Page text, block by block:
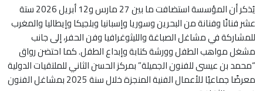
يُذكر أن المؤسسة استضافت ما بين 27 مارس و12 أبريل 2026 ستة
عشر فنانًا وفنانة من البحرين وسوريا وإسبانيا وبلجيكا وإيطاليا والمغرب
للمشاركة في مشاغل الصباغة والليثوغرافيا وفن الحفر، إلى جانب
مشغل مواهب الطفل وورشة كتابة وإبداع الطفل. كما احتضن رواق
“محمد بن عيسى للفنون الجميلة” بمركز الحسن الثاني للملتقيات الدولية
معرضًا جماعيًا للأعمال الفنية المنجزة خلال سنة 2025 بمشاغل الفنون